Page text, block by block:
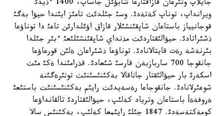
جايلاپ وتئرعان قازاقتارعا شابؤئل جاساپ، 1400 ءذيدئ
ويرانداپ، توناپ كةتةدئ. وسئ جئلدئث تامئز ايئندا حيؤا بةگئ
قوجانيياز باستاعان شاپقئنشئلار قازاق اؤئلدارئن تاعئ دا توناؤعا
ذشئراتادئ. حيؤالئقتاردئث مذنداي شاپقئنشئلئعئ ءبئر جئلدا
بئرنةشة رةت قايتالانادئ. توناؤعا ذشئراعان ةلئن قورعاؤعا
جانقوجا 700 ساربازبةن قارسئ شئعادئ. قذرامئندا ةكئ مئث
اسكةرئ بار حيؤالئقتار جاثاقالا بةكئنئسئنئث توثئرةگئنة
شوعئرلانادئ. جانقوجاعا رةسةيدئث رايئم بةكئنئسئنئث باستئعئ
ةروفةةأ باستاعان وترياد كةلئپ، حيؤالئقتاردئ تالقانداؤعا
كومةكتةسةدئ. 1847 جئلئ رايئمعا كةلئپ، بةكئنئس سالا